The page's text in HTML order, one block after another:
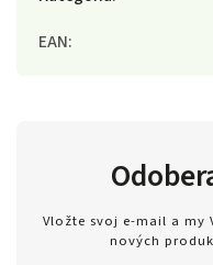
EAN:
Vložte svoj e-mail a my
nových